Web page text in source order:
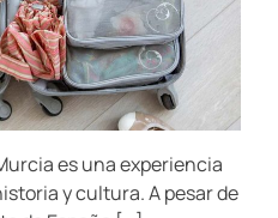
t
e
d
r
e
a
d
i
m
e
es una experiencia
y cultura. A pesar de